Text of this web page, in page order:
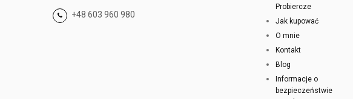
+48 603 960 980
Probiercze
Jak kupować
O mnie
Kontakt
Blog
Informacje o
bezpieczeństwie